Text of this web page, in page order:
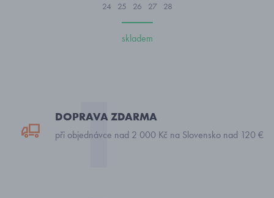
24 25 26 27 28
skladem
DOPRAVA ZDARMA
při objednávce nad 2 000 Kč na Slovensko nad 120 €